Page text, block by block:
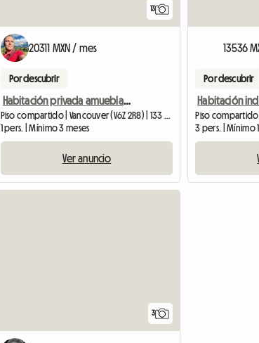
13
20311 MXN / mes
Por descubrir
Habitación privada amueblada + baño en alquiler en Yaletown en tren elevado
Piso compartido | Vancouver (V6Z 2R8) | 133 M2
1 pers. | Mínimo 3 meses
Ver anuncio
13536
Por descubrir
Piso
3 pers. | Mínimo
3